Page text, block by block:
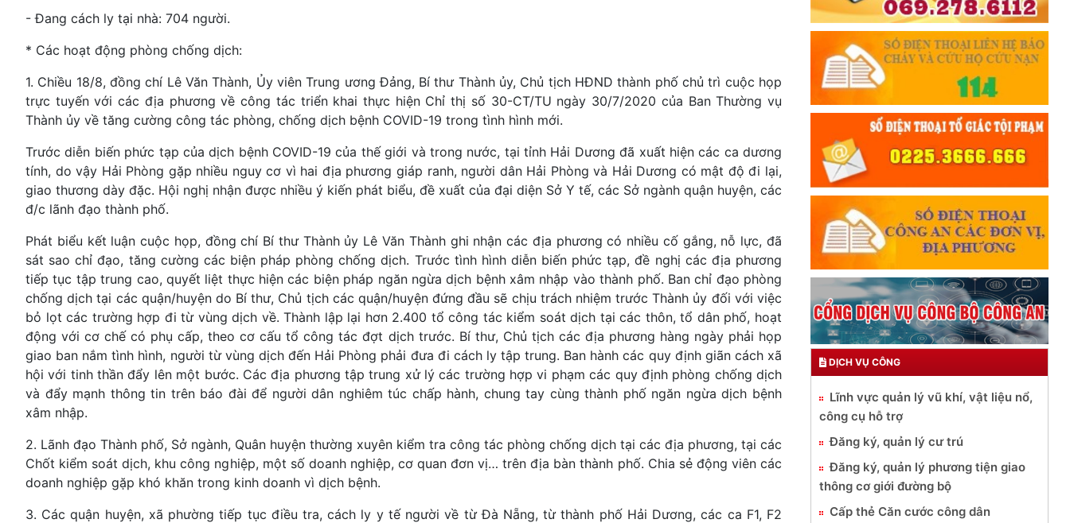
- Đang cách ly tại nhà: 704 người.
* Các hoạt động phòng chống dịch:
1. Chiều 18/8, đồng chí Lê Văn Thành, Ủy viên Trung ương Đảng, Bí thư Thành ủy, Chủ tịch HĐND thành phố chủ trì cuộc họp
trực tuyến với các địa phương về công tác triển khai thực hiện Chỉ thị số 30-CT/TU ngày 30/7/2020 của Ban Thường vụ
Thành ủy về tăng cường công tác phòng, chống dịch bệnh COVID-19 trong tình hình mới.
Trước diễn biến phức tạp của dịch bệnh COVID-19 của thế giới và trong nước, tại tỉnh Hải Dương đã xuất hiện các ca dương
tính, do vậy Hải Phòng gặp nhiều nguy cơ vì hai địa phương giáp ranh, người dân Hải Phòng và Hải Dương có mật độ đi lại,
giao thương dày đặc. Hội nghị nhận được nhiều ý kiến phát biểu, đề xuất của đại diện Sở Y tế, các Sở ngành quận huyện, các
đ/c lãnh đạo thành phố.
Phát biểu kết luận cuộc họp, đồng chí Bí thư Thành ủy Lê Văn Thành ghi nhận các địa phương có nhiều cố gắng, nỗ lực, đã
sát sao chỉ đạo, tăng cường các biện pháp phòng chống dịch. Trước tình hình diễn biến phức tạp, đề nghị các địa phương
tiếp tục tập trung cao, quyết liệt thực hiện các biện pháp ngăn ngừa dịch bệnh xâm nhập vào thành phố. Ban chỉ đạo phòng
chống dịch tại các quận/huyện do Bí thư, Chủ tịch các quận/huyện đứng đầu sẽ chịu trách nhiệm trước Thành ủy đối với việc
bỏ lọt các trường hợp đi từ vùng dịch về. Thành lập lại hơn 2.400 tổ công tác kiểm soát dịch tại các thôn, tổ dân phố, hoạt
động với cơ chế có phụ cấp, theo cơ cấu tổ công tác đợt dịch trước. Bí thư, Chủ tịch các địa phương hàng ngày phải họp
giao ban nắm tình hình, người từ vùng dịch đến Hải Phòng phải đưa đi cách ly tập trung. Ban hành các quy định giãn cách xã
hội với tinh thần đẩy lên một bước. Các địa phương tập trung xử lý các trường hợp vi phạm các quy định phòng chống dịch
và đẩy mạnh thông tin trên báo đài để người dân nghiêm túc chấp hành, chung tay cùng thành phố ngăn ngừa dịch bệnh
xâm nhập.
2. Lãnh đạo Thành phố, Sở ngành, Quân huyện thường xuyên kiểm tra công tác phòng chống dịch tại các địa phương, tại các
Chốt kiểm soát dịch, khu công nghiệp, một số doanh nghiệp, cơ quan đơn vị… trên địa bàn thành phố. Chia sẻ động viên các
doanh nghiệp gặp khó khăn trong kinh doanh vì dịch bệnh.
3. Các quận huyện, xã phường tiếp tục điều tra, cách ly y tế người về từ Đà Nẵng, từ thành phố Hải Dương, các ca F1, F2
DỊCH VỤ CÔNG
Lĩnh vực quản lý vũ khí, vật liệu nổ,
công cụ hỗ trợ
Đăng ký, quản lý cư trú
Đăng ký, quản lý phương tiện giao
thông cơ giới đường bộ
Cấp thẻ Căn cước công dân